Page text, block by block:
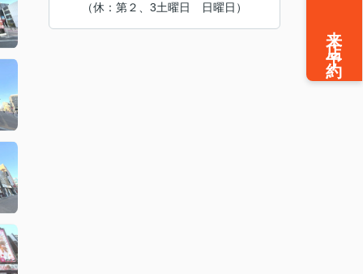
（休：第２、3土曜日 日曜日）
来店予約